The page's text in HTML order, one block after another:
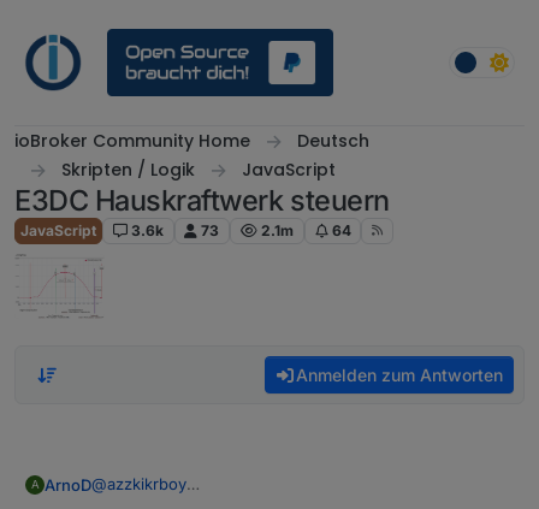
ioBroker Community Home
Deutsch
Skripten / Logik
JavaScript
E3DC Hauskraftwerk steuern
JavaScript 3.6k 73 2.1m 64
Anmelden zum Antworten
A ArnoD@azzkikrboy